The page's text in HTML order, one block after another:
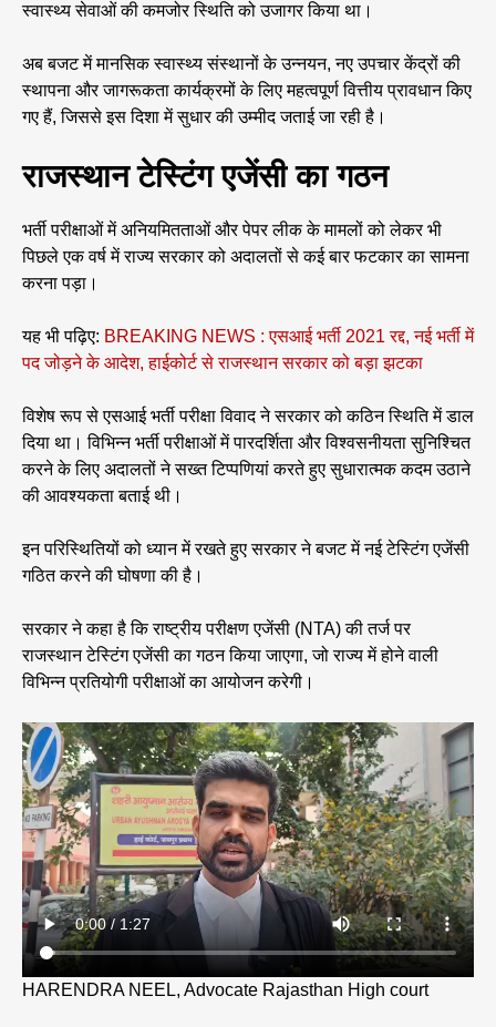
स्वास्थ्य सेवाओं की कमजोर स्थिति को उजागर किया था।
अब बजट में मानसिक स्वास्थ्य संस्थानों के उन्नयन, नए उपचार केंद्रों की
स्थापना और जागरूकता कार्यक्रमों के लिए महत्वपूर्ण वित्तीय प्रावधान किए
गए हैं, जिससे इस दिशा में सुधार की उम्मीद जताई जा रही है।
राजस्थान टेस्टिंग एजेंसी का गठन
भर्ती परीक्षाओं में अनियमितताओं और पेपर लीक के मामलों को लेकर भी
पिछले एक वर्ष में राज्य सरकार को अदालतों से कई बार फटकार का सामना
करना पड़ा।
यह भी पढ़िए: BREAKING NEWS : एसआई भर्ती 2021 रद्द, नई भर्ती में
पद जोड़ने के आदेश, हाईकोर्ट से राजस्थान सरकार को बड़ा झटका
विशेष रूप से एसआई भर्ती परीक्षा विवाद ने सरकार को कठिन स्थिति में डाल
दिया था। विभिन्न भर्ती परीक्षाओं में पारदर्शिता और विश्वसनीयता सुनिश्चित
करने के लिए अदालतों ने सख्त टिप्पणियां करते हुए सुधारात्मक कदम उठाने
की आवश्यकता बताई थी।
इन परिस्थितियों को ध्यान में रखते हुए सरकार ने बजट में नई टेस्टिंग एजेंसी
गठित करने की घोषणा की है।
सरकार ने कहा है कि राष्ट्रीय परीक्षण एजेंसी (NTA) की तर्ज पर
राजस्थान टेस्टिंग एजेंसी का गठन किया जाएगा, जो राज्य में होने वाली
विभिन्न प्रतियोगी परीक्षाओं का आयोजन करेगी।
HARENDRA NEEL, Advocate Rajasthan High court